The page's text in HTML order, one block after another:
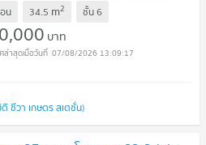
น 34.5 m2 ชั้น6
บาท
07/08/2026 13:09:17
ชีวา เกษตร สเตชั่น)